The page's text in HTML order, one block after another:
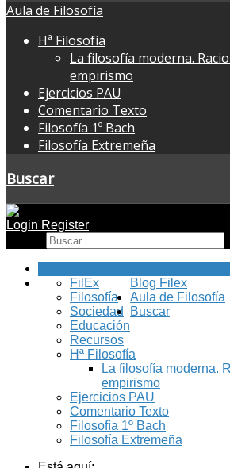
Aula de Filosofía
Hª Filosofía
La filosofía moderna.
empirismo
Ejercicios PAU
Comentario Texto
Filosofía 1º Bach
Filosofía Extremeña
Buscar
Login Register
Blog Filex
FilEx
Filosofía
Sociedad
Educación
Recursos
Aula de Filosofía
Hª Filosofía
La filosofía moderna.
empirismo
Ejercicios PAU
Comentario Texto
Filosofía 1º Bach
Filosofía Extremeña
Buscar